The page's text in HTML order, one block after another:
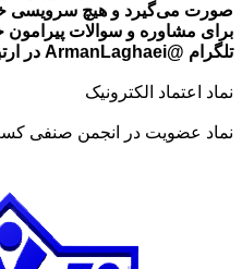
صورت می‌گیرد و هیچ سرویسی
برای مشاوره و سوالات پیرامون
تلگرام @ArmanLaghaei در ارتباط باشید.
نماد اعتماد الکترونیک
نماد عضویت در انجمن صنفی